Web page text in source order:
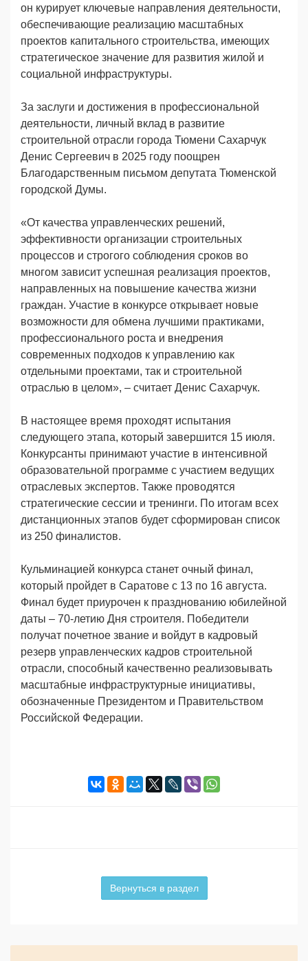
он курирует ключевые направления деятельности,
обеспечивающие реализацию масштабных
проектов капитального строительства, имеющих
стратегическое значение для развития жилой и
социальной инфраструктуры.
За заслуги и достижения в профессиональной
деятельности, личный вклад в развитие
строительной отрасли города Тюмени Сахарчук
Денис Сергеевич в 2025 году поощрен
Благодарственным письмом депутата Тюменской
городской Думы.
«От качества управленческих решений,
эффективности организации строительных
процессов и строгого соблюдения сроков во
многом зависит успешная реализация проектов,
направленных на повышение качества жизни
граждан. Участие в конкурсе открывает новые
возможности для обмена лучшими практиками,
профессионального роста и внедрения
современных подходов к управлению как
отдельными проектами, так и строительной
отраслью в целом», – считает Денис Сахарчук.
В настоящее время проходят испытания
следующего этапа, который завершится 15 июля.
Конкурсанты принимают участие в интенсивной
образовательной программе с участием ведущих
отраслевых экспертов. Также проводятся
стратегические сессии и тренинги. По итогам всех
дистанционных этапов будет сформирован список
из 250 финалистов.
Кульминацией конкурса станет очный финал,
который пройдет в Саратове с 13 по 16 августа.
Финал будет приурочен к празднованию юбилейной
даты – 70-летию Дня строителя. Победители
получат почетное звание и войдут в кадровый
резерв управленческих кадров строительной
отрасли, способный качественно реализовывать
масштабные инфраструктурные инициативы,
обозначенные Президентом и Правительством
Российской Федерации.
Вернуться в раздел